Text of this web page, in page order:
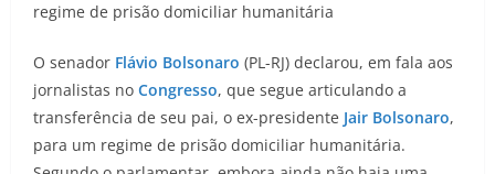
regime de prisão domiciliar humanitária
O senador Flávio Bolsonaro (PL-RJ) declarou, em fala aos
jornalistas no Congresso, que segue articulando a
transferência de seu pai, o ex-presidente Jair Bolsonaro,
para um regime de prisão domiciliar humanitária.